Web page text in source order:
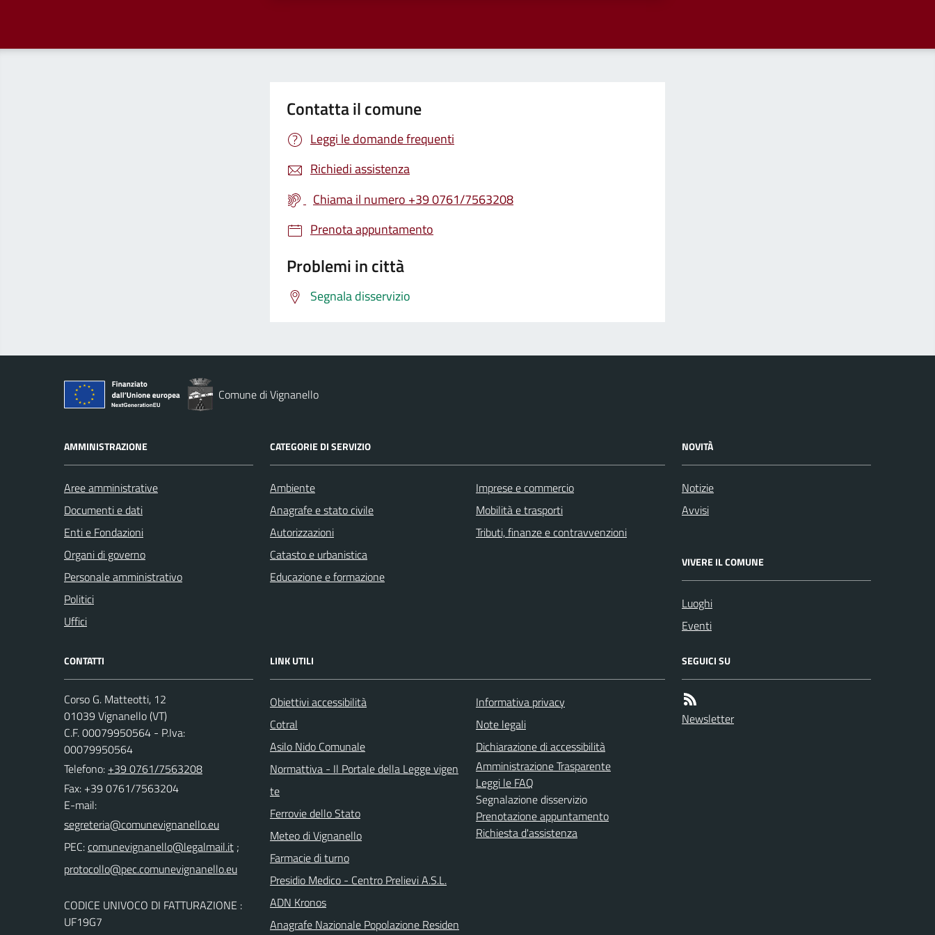
Contatta il comune
Leggi le domande frequenti
Richiedi assistenza
Chiama il numero +39 0761/7563208
Prenota appuntamento
Problemi in città
Segnala disservizio
Comune di Vignanello
AMMINISTRAZIONE
Aree amministrative
Documenti e dati
Enti e Fondazioni
Organi di governo
Personale amministrativo
Politici
Uffici
CATEGORIE DI SERVIZIO
Ambiente
Anagrafe e stato civile
Autorizzazioni
Catasto e urbanistica
Educazione e formazione
Imprese e commercio
Mobilità e trasporti
Tributi, finanze e contravvenzioni
NOVITÀ
Notizie
Avvisi
VIVERE IL COMUNE
Luoghi
Eventi
CONTATTI
Corso G. Matteotti, 12
01039 Vignanello (VT)
C.F. 00079950564 - P.Iva:
00079950564
Telefono: +39 0761/7563208
Fax: +39 0761/7563204
E-mail:
PEC: ;
CODICE UNIVOCO DI FATTURAZIONE :
UF19G7
LINK UTILI
Obiettivi accessibilità
Cotral
Asilo Nido Comunale
Normattiva - Il Portale della Legge vigen
te
Ferrovie dello Stato
Meteo di Vignanello
Farmacie di turno
Presidio Medico - Centro Prelievi A.S.L.
ADN Kronos
Anagrafe Nazionale Popolazione Residen
Informativa privacy
Note legali
Dichiarazione di accessibilità
Amministrazione Trasparente
Leggi le FAQ
Segnalazione disservizio
Prenotazione appuntamento
Richiesta d'assistenza
SEGUICI SU
Newsletter